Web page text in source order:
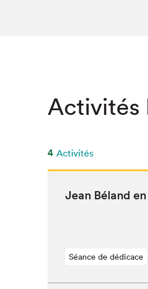
Activités
4 Activités
Jean Béland
Séance de dédicace